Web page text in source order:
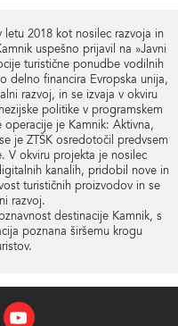
letu 2018 kot nosilec razvoja in
uspešno prijavil na »Javni
turistične ponudbe vodilnih
delno financira Evropska unija,
razvoj, in se izvaja v okviru
politike v programskem
je Kamnik: Aktivna,
je ZTŠK osredotočil predvsem
V okviru projekta je nosilec
kanalih, pridobil nove in
turističnih proizvodov in se
razvoj.
destinacije Kamnik, s
poznana širšemu krogu